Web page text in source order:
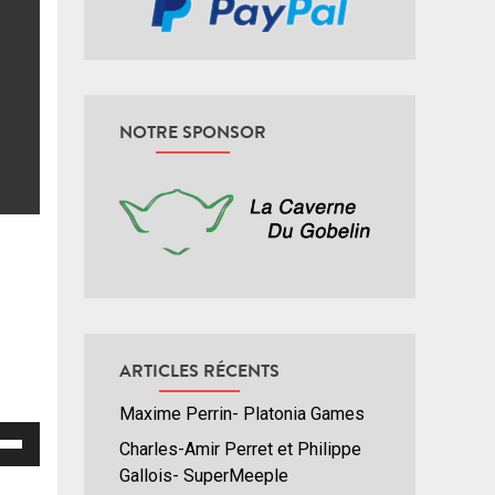
NOTRE SPONSOR
ARTICLES RÉCENTS
Maxime Perrin- Platonia Games
Charles-Amir Perret et Philippe
Gallois- SuperMeeple